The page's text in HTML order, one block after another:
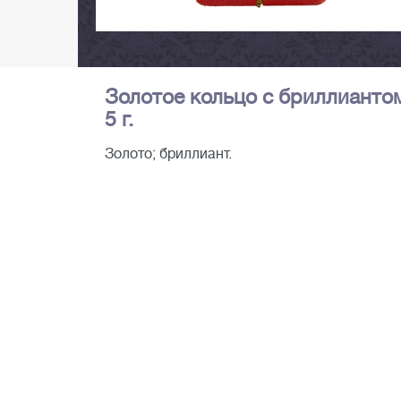
Золотое кольцо с
5 г.
Золото; бриллиант.